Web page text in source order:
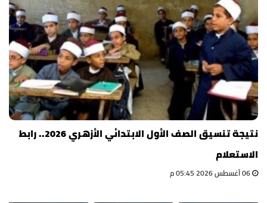
نتيجة تنسيق الصف الأول الابتدائي الأزهري 2026.. رابط
الاستعلام